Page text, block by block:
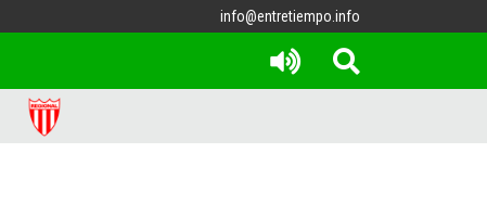
info@entretiempo.info